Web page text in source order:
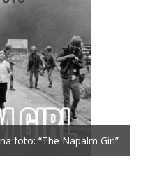
foto: “The Napalm Girl”